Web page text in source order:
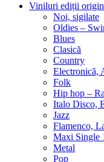
Viniluri ediții
Noi, sigilate
Oldies –
Blues
Clasică
Country
Electronică,
Folk
Hip hop –
Italo Disco,
Jazz
Flamenco,
Maxi Single
Metal
Pop